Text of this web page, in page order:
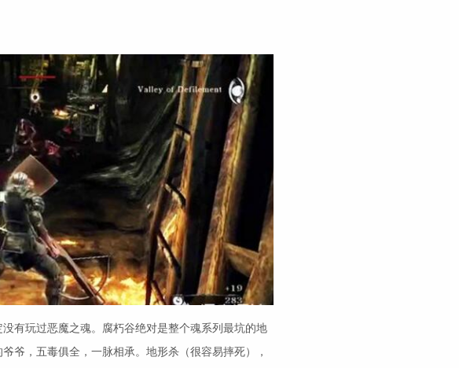
有玩过恶魔之魂。腐朽谷绝对是整个魂系列最坑的地
爷，五毒俱全，一脉相承。地形杀（很容易摔死），